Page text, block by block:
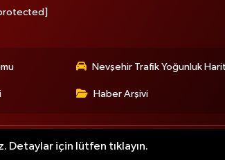
Nevşehir Trafik Yoğunluk
Haber Arşivi
Detaylar için lütfen tıklayın.